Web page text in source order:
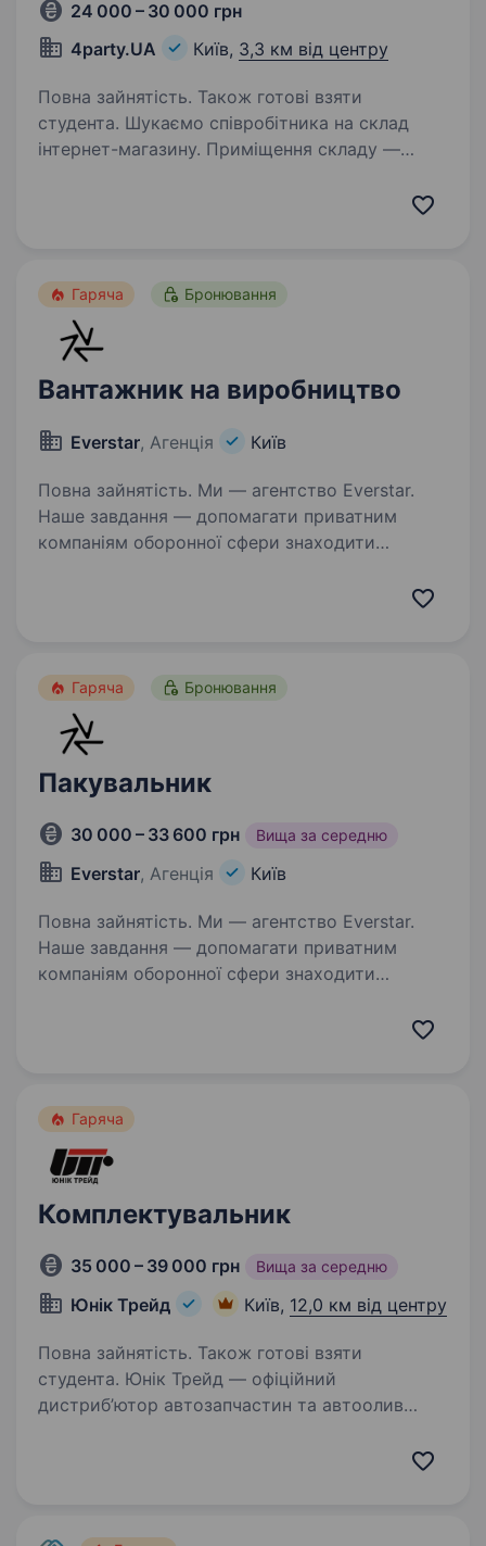
24 000 – 30 000 грн
4party.UA
Київ, 3,3 км від центру
Повна зайнятість. Також готові взяти
студента. Шукаємо співробітника на склад
інтернет-магазину. Приміщення складу —
Гаряча Бронювання
Вантажник на виробництво
Everstar, Агенція Київ
Повна зайнятість. Ми — агентство Everstar.
Наше завдання — допомагати приватним
компаніям оборонної сфери знаходити
Гаряча Бронювання
Пакувальник
30 000 – 33 600 грн Вища за середню
Everstar, Агенція Київ
Повна зайнятість. Ми — агентство Everstar.
Наше завдання — допомагати приватним
компаніям оборонної сфери знаходити
Гаряча
Комплектувальник
35 000 – 39 000 грн Вища за середню
Юнiк Трейд Київ, 12,0 км від центру
Повна зайнятість. Також готові взяти
студента. Юнік Трейд — офіційний
дистриб’ютор автозапчастин та автоолив
Виставковий…